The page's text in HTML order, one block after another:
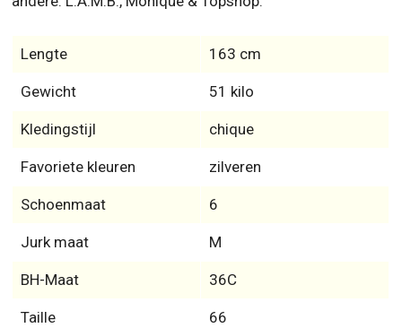
Lengte 163 cm
Gewicht 51 kilo
Kledingstijl chique
Favoriete kleuren zilveren
Schoenmaat 6
Jurk maat M
BH-Maat 36C
Taille 66